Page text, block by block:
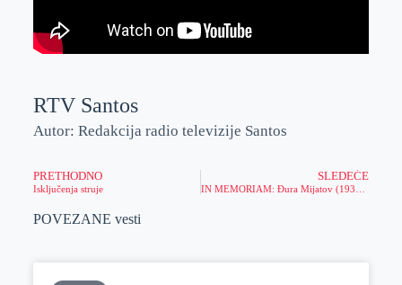
RTV Santos
Autor: Redakcija radio televizije Santos
PRETHODNO
Isključenja struje
SLEDEĆE
POVEZANE vesti